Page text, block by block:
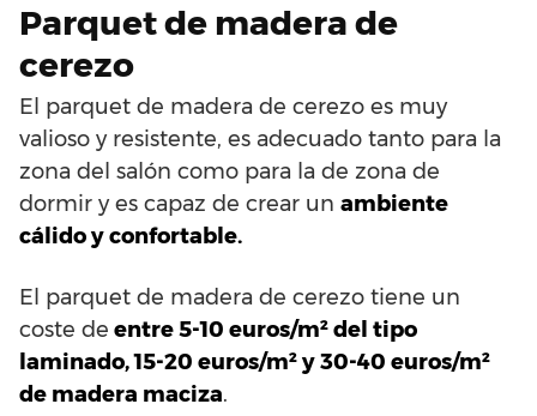
Parquet de madera de
cerezo
El parquet de madera de cerezo es muy
valioso y resistente, es adecuado tanto para la
zona del salón como para la de zona de
dormir y es capaz de crear un ambiente
cálido y confortable.
El parquet de madera de cerezo tiene un
coste de entre 5-10 euros/m² del tipo
laminado, 15-20 euros/m² y 30-40 euros/m²
de madera maciza.